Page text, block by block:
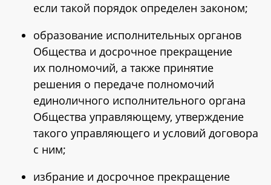
если такой порядок определен законом;
образование исполнительных органов
Общества и досрочное прекращение
их полномочий, а также принятие
решения о передаче полномочий
единоличного исполнительного органа
Общества управляющему, утверждение
такого управляющего и условий договора
с ним;
избрание и досрочное прекращение